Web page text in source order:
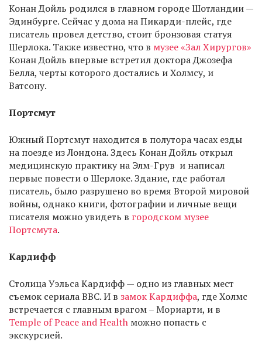
Конан Дойль родился в главном городе Шотландии —
Эдинбурге. Сейчас у дома на Пикарди-плейс, где
писатель провел детство, стоит бронзовая статуя
Шерлока. Также известно, что в музее «Зал Хирургов»
Конан Дойль впервые встретил доктора Джозефа
Белла, черты которого достались и Холмсу, и
Ватсону.
Портсмут
Южный Портсмут находится в полутора часах езды
на поезде из Лондона. Здесь Конан Дойль открыл
медицинскую практику на Элм-Грув и написал
первые повести о Шерлоке. Здание, где работал
писатель, было разрушено во время Второй мировой
войны, однако книги, фотографии и личные вещи
писателя можно увидеть в городском музее
Портсмута.
Кардифф
Столица Уэльса Кардифф — одно из главных мест
съемок сериала BBC. И в замок Кардиффа, где Холмс
встречается с главным врагом – Мориарти, и в
Temple of Peace and Health можно попасть с
экскурсией.